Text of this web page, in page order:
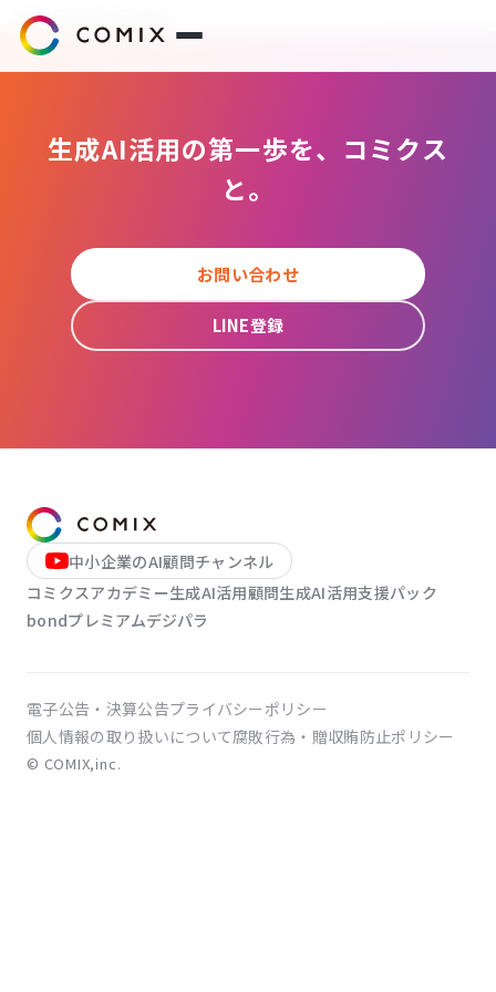
代表挨拶
役員紹介
LINE登録
お問い合わせ
_2022年8月31日時点
生成AI活用の第一歩を、コミクス
と。
お問い合わせ
LINE登録
中小企業のAI顧問チャンネル
コミクスアカデミー生成AI活用顧問生成AI活用支援パック
bondプレミアムデジパラ
電子公告・決算公告プライバシーポリシー
個人情報の取り扱いについて腐敗行為・贈収賄防止ポリシー
© COMIX,inc.